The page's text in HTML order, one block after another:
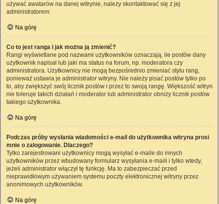
używać awatarów na danej witrynie, należy skontaktować się z jej
administratorem.
Na górę
Co to jest ranga i jak można ją zmienić?
Rangi wyświetlane pod nazwami użytkowników oznaczają, ile postów dany
użytkownik napisał lub jaki ma status na forum, np. moderatora czy
administratora. Użytkownicy nie mogą bezpośrednio zmieniać stylu rang,
ponieważ ustawia je administrator witryny. Nie należy pisać postów tylko po
to, aby zwiększyć swój licznik postów i przez to swoją rangę. Większość witryn
nie toleruje takich działań i moderator lub administrator obniży licznik postów
takiego użytkownika.
Na górę
Podczas próby wysłania wiadomości e-mail do użytkownika witryna prosi
mnie o zalogowanie. Dlaczego?
Tylko zarejestrowani użytkownicy mogą wysyłać e-maile do innych
użytkowników przez wbudowany formularz wysyłania e-maili i tylko wtedy,
jeżeli administrator włączył tę funkcję. Ma to zabezpieczać przed
nieprawidłowym używaniem systemu poczty elektronicznej witryny przez
anonimowych użytkowników.
Na górę